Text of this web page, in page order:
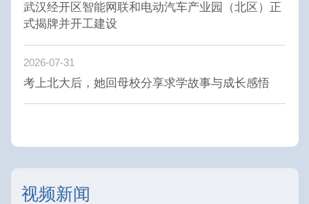
武汉经开区智能网联和电动汽车产业园（北区）正
式揭牌并开工建设
2026-07-31
考上北大后，她回母校分享求学故事与成长感悟
视频新闻